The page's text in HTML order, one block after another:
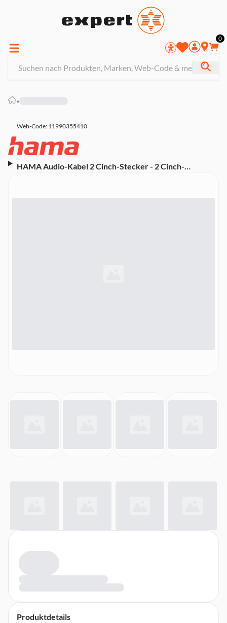
0
»
Web-Code: 11990355410
HAMA Audio-Kabel 2 Cinch-Stecker - 2 Cinch-
Produktdetails